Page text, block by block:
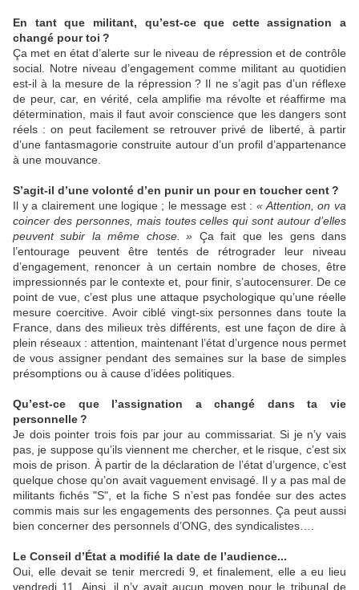
En tant que militant, qu’est-ce que cette assignation a
changé pour toi ?
Ça met en état d’alerte sur le niveau de répression et de contrôle
social. Notre niveau d’engagement comme militant au quotidien
est-il à la mesure de la répression ? Il ne s’agit pas d’un réflexe
de peur, car, en vérité, cela amplifie ma révolte et réaffirme ma
détermination, mais il faut avoir conscience que les dangers sont
réels : on peut facilement se retrouver privé de liberté, à partir
d’une fantasmagorie construite autour d’un profil d’appartenance
à une mouvance.
S’agit-il d’une volonté d’en punir un pour en toucher cent?
Il y a clairement une logique ; le message est :« Attention, on va
coincer des personnes, mais toutes celles qui sont autour d’elles
peuvent subir la même chose.
» Ça fait que les gens dans
l’entourage peuvent être tentés de rétrograder leur niveau
d’engagement, renoncer à un certain nombre de choses, être
impressionnés par le contexte et, pour finir, s’autocensurer. De ce
point de vue, c’est plus une attaque psychologique qu’une réelle
mesure coercitive. Avoir ciblé vingt-six personnes dans toute la
France, dans des milieux très différents, est une façon de dire à
plein réseaux : attention, maintenant l’état d’urgence nous permet
de vous assigner pendant des semaines sur la base de simples
présomptions ou à cause d’idées politiques.
Qu’est-ce que l’assignation a changé dans ta vie
personnelle?
Je dois pointer trois fois par jour au commissariat. Si je n’y vais
pas, je suppose qu’ils viennent me chercher, et le risque, c’est six
mois de prison. À partir de la déclaration de l’état d’urgence, c’est
quelque chose qu’on avait vaguement envisagé. Il y a pas mal de
militants fichés "S", et la fiche S n’est pas fondée sur des actes
commis mais sur les engagements des personnes. Ça peut aussi
bien concerner des personnels d’ONG , des syndicalistes….
Le Conseil d’État a modifié la date de l’audience...
Oui, elle devait se tenir mercredi 9, et finalement, elle a eu lieu
vendredi 11. Ainsi, il n’y avait aucun moyen pour le tribunal de